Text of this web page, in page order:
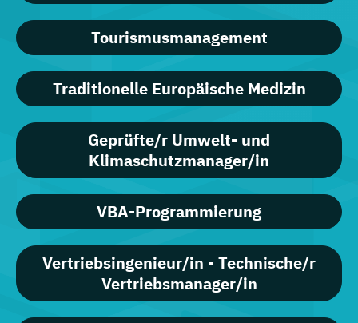
Tourismusmanagement
Traditionelle Europäische Medizin
Geprüfte/r Umwelt- und
Klimaschutzmanager/in
VBA-Programmierung
Vertriebsingenieur/in - Technische/r
Vertriebsmanager/in